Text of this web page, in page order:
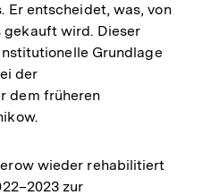
Er entscheidet, was, von
gekauft wird. Dieser
Grundlage
der
dem früheren
wieder rehabilitiert
zur